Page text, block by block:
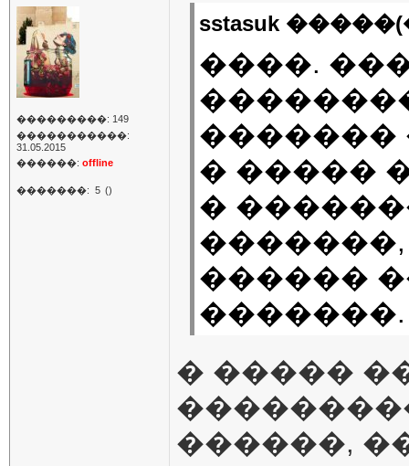
���������: 149
�����������:
31.05.2015
������: offline
�������: 5 ()
sstasuk
����.
�������
� ����� �
�
������
�������.
� �����
������,